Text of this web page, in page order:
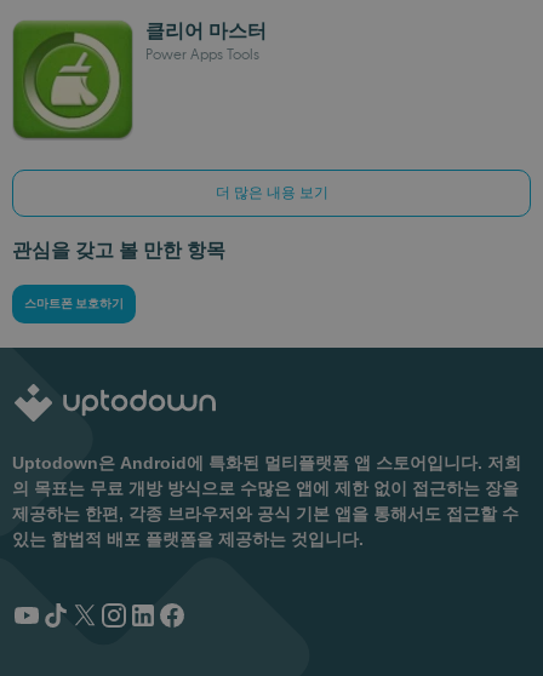
클리어 마스터
Power Apps Tools
더 많은 내용 보기
관심을 갖고 볼 만한 항목
스마트폰 보호하기
Uptodown은 Android에 특화된 멀티플랫폼 앱 스토어입니다. 저희
의 목표는 무료 개방 방식으로 수많은 앱에 제한 없이 접근하는 장을
제공하는 한편, 각종 브라우저와 공식 기본 앱을 통해서도 접근할 수
있는 합법적 배포 플랫폼을 제공하는 것입니다.